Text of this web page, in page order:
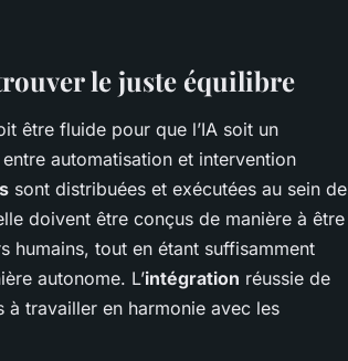
le juste équilibre
être fluide pour que l’IA soit un
automatisation et intervention
sont distribuées et exécutées au sein de
doivent être conçus de manière à être
humains, tout en étant suffisamment
autonome. L’intégration réussie de
à travailler en harmonie avec les